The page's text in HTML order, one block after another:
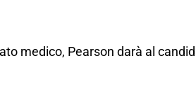
medico, Pearson darà al